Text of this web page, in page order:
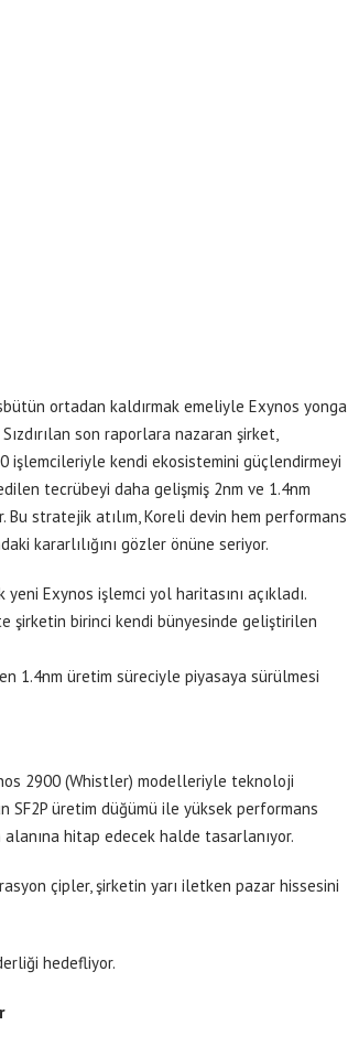
ortadan kaldırmak emeliyle Exynos yonga
son raporlara nazaran şirket,
işlemcileriyle kendi ekosistemini güçlendirmeyi
tecrübeyi daha gelişmiş 2nm ve 1.4nm
stratejik atılım, Koreli devin hem performans
kararlılığını gözler önüne seriyor.
yeni Exynos işlemci yol haritasını açıkladı.
şirketin birinci kendi bünyesinde geliştirilen
1.4nm üretim süreciyle piyasaya sürülmesi
2900 (Whistler) modelleriyle teknoloji
SF2P üretim düğümü ile yüksek performans
hitap edecek halde tasarlanıyor.
çipler, şirketin yarı iletken pazar hissesini
hedefliyor.